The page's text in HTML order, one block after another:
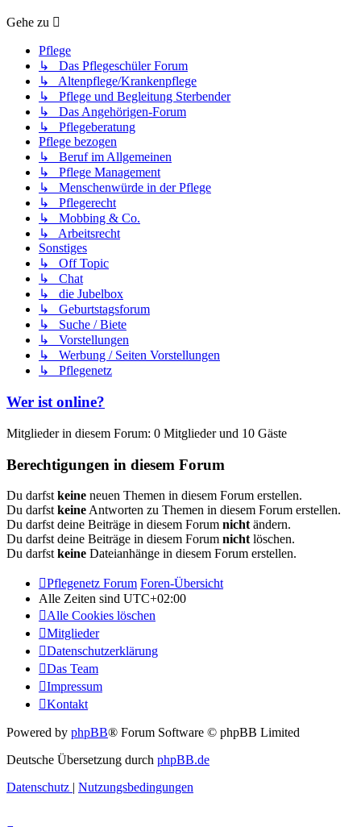
Gehe zu
Pflege
↳ Das Pflegeschüler Forum
↳ Altenpflege/Krankenpflege
↳ Pflege und Begleitung Sterbender
↳ Das Angehörigen-Forum
↳ Pflegeberatung
Pflege bezogen
↳ Beruf im Allgemeinen
↳ Pflege Management
↳ Menschenwürde in der Pflege
↳ Pflegerecht
↳ Mobbing & Co.
↳ Arbeitsrecht
Sonstiges
↳ Off Topic
↳ Chat
↳ die Jubelbox
↳ Geburtstagsforum
↳ Suche / Biete
↳ Vorstellungen
↳ Werbung / Seiten Vorstellungen
↳ Pflegenetz
Wer ist online?
Mitglieder in diesem Forum: 0 Mitglieder und 10 Gäste
Berechtigungen in diesem Forum
Du darfst keine neuen Themen in diesem Forum erstellen.
Du darfst keine Antworten zu Themen in diesem Forum erstellen.
Du darfst deine Beiträge in diesem Forum nicht ändern.
Du darfst deine Beiträge in diesem Forum nicht löschen.
Du darfst keine Dateianhänge in diesem Forum erstellen.
Pflegenetz Forum Foren-Übersicht
Alle Zeiten sind UTC+02:00
Alle Cookies löschen
Mitglieder
Datenschutzerklärung
Das Team
Impressum
Kontakt
Powered by phpBB® Forum Software © phpBB Limited
Deutsche Übersetzung durch phpBB.de
Datenschutz | Nutzungsbedingungen